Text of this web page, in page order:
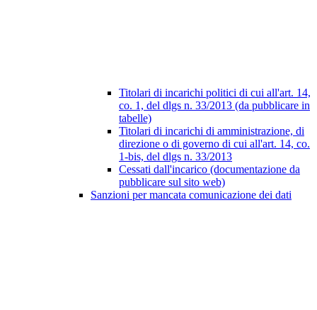
Titolari di incarichi politici di cui all'art. 14,
co. 1, del dlgs n. 33/2013 (da pubblicare in
tabelle)
Titolari di incarichi di amministrazione, di
direzione o di governo di cui all'art. 14, co.
1-bis, del dlgs n. 33/2013
Cessati dall'incarico (documentazione da
pubblicare sul sito web)
Sanzioni per mancata comunicazione dei dati